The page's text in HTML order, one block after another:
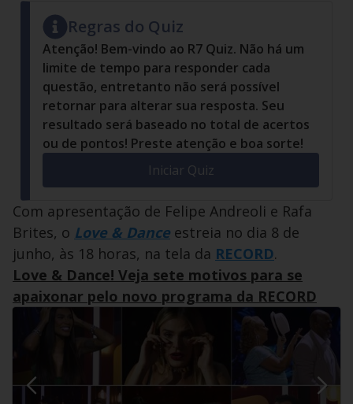
Regras do Quiz
Atenção! Bem-vindo ao R7 Quiz. Não há um
limite de tempo para responder cada
questão, entretanto não será possível
retornar para alterar sua resposta. Seu
resultado será baseado no total de acertos
ou de pontos! Preste atenção e boa sorte!
Iniciar Quiz
Com apresentação de Felipe Andreoli e Rafa
Brites, o Love & Dance estreia no dia 8 de
junho, às 18 horas, na tela da RECORD.
Love & Dance! Veja sete motivos para se
apaixonar pelo novo programa da RECORD